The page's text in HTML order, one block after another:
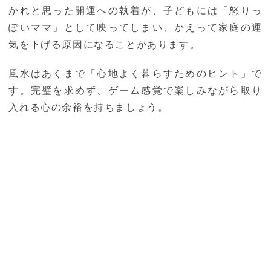
かれと思った開運への執着が、子どもには「怒りっ
ぽいママ」として映ってしまい、かえって家庭の運
気を下げる原因になることがあります。
風水はあくまで「心地よく暮らすためのヒント」で
す。完璧を求めず、ゲーム感覚で楽しみながら取り
入れる心の余裕を持ちましょう。